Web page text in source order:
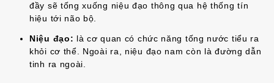
đầy sẽ tống xuống niệu đạo thông qua hệ thống tín
hiệu tới não bộ.
Niệu đạo: là cơ quan có chức năng tống nước tiểu ra
khỏi cơ thể. Ngoài ra, niệu đạo nam còn là đường dẫn
tinh ra ngoài.